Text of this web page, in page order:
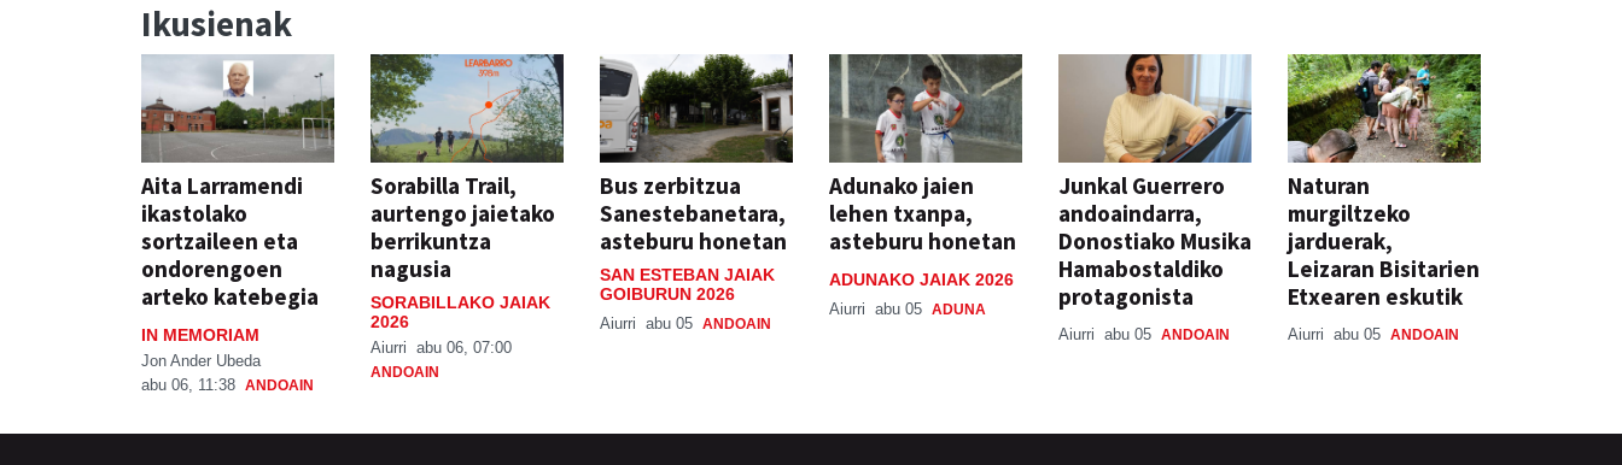
Ikusienak
Aita Larramendi
ikastolako
sortzaileen eta
ondorengoen
arteko katebegia
IN MEMORIAM
Jon Ander Ubeda
abu 06, 11:38 ANDOAIN
Sorabilla Trail,
aurtengo jaietako
berrikuntza
nagusia
SORABILLAKO JAIAK
2026
Aiurri abu 06, 07:00
ANDOAIN
Bus zerbitzua
Sanestebanetara,
asteburu honetan
SAN ESTEBAN JAIAK
GOIBURUN 2026
Aiurri abu 05 ANDOAIN
Adunako jaien
lehen txanpa,
asteburu honetan
ADUNAKO JAIAK 2026
Aiurri abu 05 ADUNA
Junkal Guerrero
andoaindarra,
Donostiako Musika
Hamabostaldiko
protagonista
Aiurri abu 05 ANDOAIN
Naturan
murgiltzeko
jarduerak,
Leizaran Bisitarien
Etxearen eskutik
Aiurri abu 05 ANDOAIN